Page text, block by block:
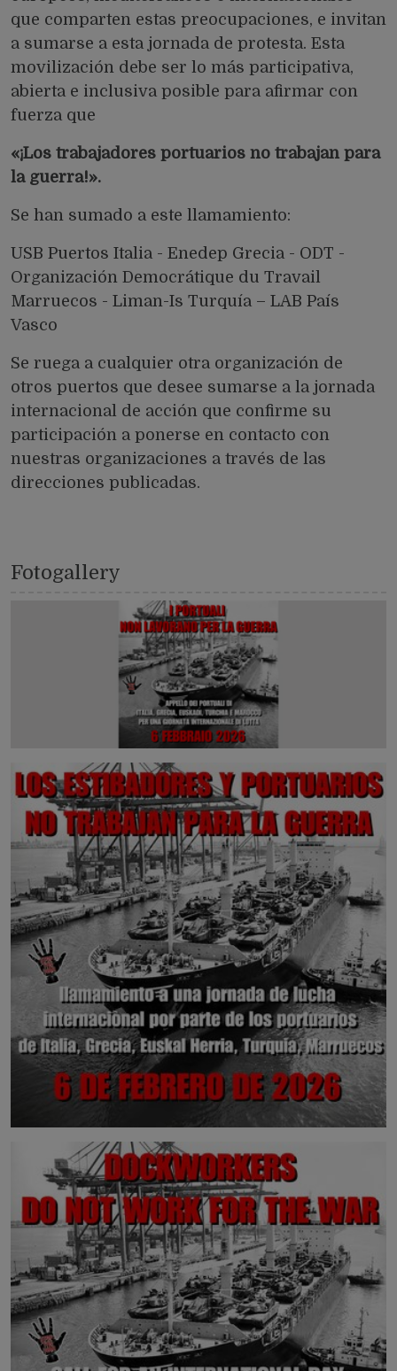
que comparten estas preocupaciones, e invitan
a sumarse a esta jornada de protesta. Esta
movilización debe ser lo más participativa,
abierta e inclusiva posible para afirmar con
fuerza que
«¡Los trabajadores portuarios no trabajan para
la guerra!».
Se han sumado a este llamamiento:
USB Puertos Italia - Enedep Grecia - ODT -
Organización Democrátique du Travail
Marruecos - Liman-Is Turquía – LAB País
Vasco
Se ruega a cualquier otra organización de
otros puertos que desee sumarse a la jornada
internacional de acción que confirme su
participación a ponerse en contacto con
nuestras organizaciones a través de las
direcciones publicadas.
Fotogallery